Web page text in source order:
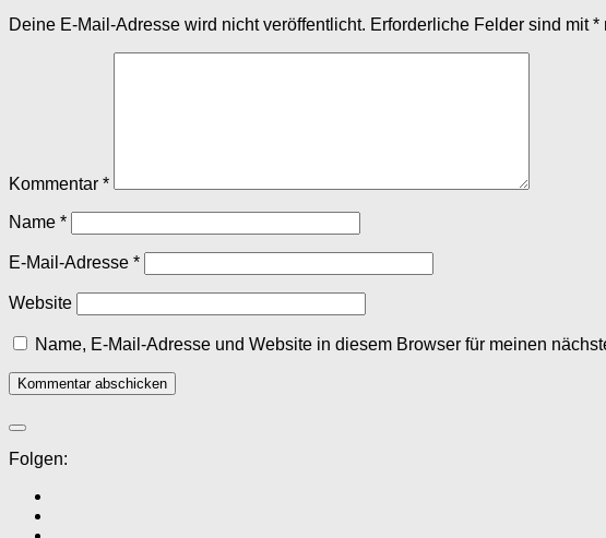
Deine E-Mail-Adresse wird nicht veröffentlicht. Erforderliche Felder sind mit*
Kommentar *
Name *
E-Mail-Adresse *
Website
Name, E-Mail-Adresse und Website in diesem Browser für meinen
Folgen: